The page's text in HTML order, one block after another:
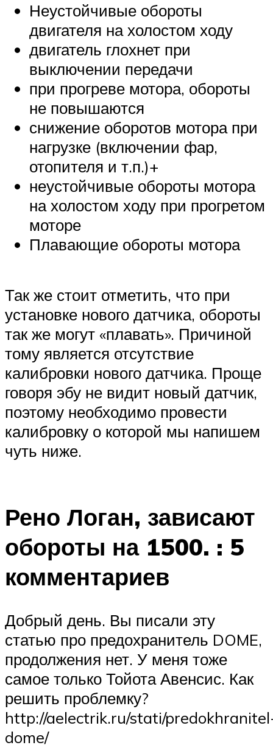
Неустойчивые обороты
двигателя на холостом ходу
двигатель глохнет при
выключении передачи
при прогреве мотора, обороты
не повышаются
снижение оборотов мотора при
нагрузке (включении фар,
отопителя и т.п.)+
неустойчивые обороты мотора
на холостом ходу при прогретом
моторе
Плавающие обороты мотора
Так же стоит отметить, что при
установке нового датчика, обороты
так же могут «плавать». Причиной
тому является отсутствие
калибровки нового датчика. Проще
говоря эбу не видит новый датчик,
поэтому необходимо провести
калибровку о которой мы напишем
чуть ниже.
Рено Логан, зависают
обороты на 1500. : 5
комментариев
Добрый день. Вы писали эту
статью про предохранитель DOME,
продолжения нет. У меня тоже
самое только Тойота Авенсис. Как
решить проблемку?
http://aelectrik.ru/stati/
dome/